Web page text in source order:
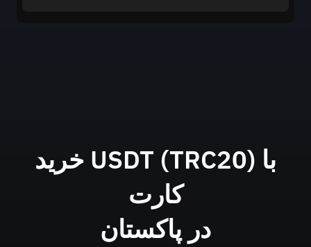
خرید USDT (TRC20) با
کارت
در پاکستان